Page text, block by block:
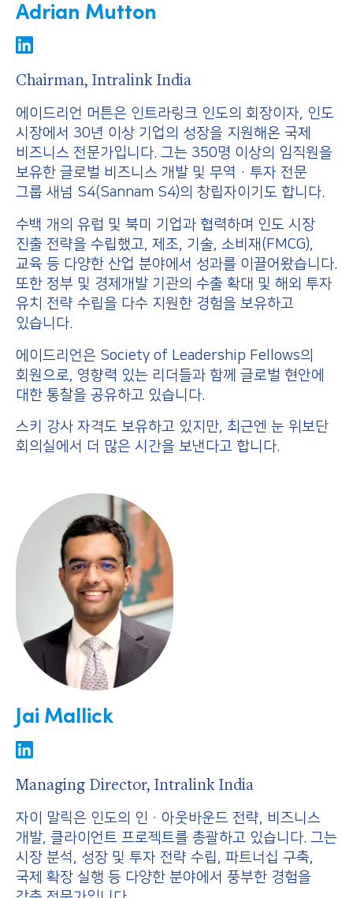
Adrian Mutton
Chairman, Intralink India
에이드리언 머튼은 인트라링크 인도의 회장이자, 인도
시장에서 30년 이상 기업의 성장을 지원해온 국제
비즈니스 전문가입니다. 그는 350명 이상의 임직원을
보유한 글로벌 비즈니스 개발 및 무역·투자 전문
그룹 새넘 S4(Sannam S4)의 창립자이기도 합니다.
수백 개의 유럽 및 북미 기업과 협력하며 인도 시장
진출 전략을 수립했고, 제조, 기술, 소비재(FMCG),
교육 등 다양한 산업 분야에서 성과를 이끌어왔습니다.
또한 정부 및 경제개발 기관의 수출 확대 및 해외 투자
유치 전략 수립을 다수 지원한 경험을 보유하고
있습니다.
에이드리언은 Society of Leadership Fellows의
회원으로, 영향력 있는 리더들과 함께 글로벌 현안에
대한 통찰을 공유하고 있습니다.
스키 강사 자격도 보유하고 있지만, 최근엔 눈 위보단
회의실에서 더 많은 시간을 보낸다고 합니다.
Jai Mallick
Managing Director, Intralink India
자이 말릭은 인도의 인·아웃바운드 전략, 비즈니스
개발, 클라이언트 프로젝트를 총괄하고 있습니다. 그는
시장 분석, 성장 및 투자 전략 수립, 파트너십 구축,
국제 확장 실행 등 다양한 분야에서 풍부한 경험을